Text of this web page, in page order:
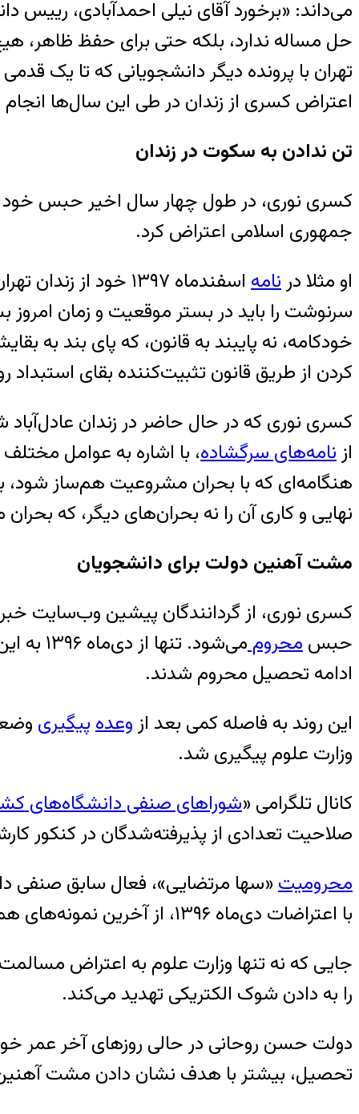
می‌داند: «برخورد آقای نیلی احمدآبادی، رییس
حل مساله ندارد، بلکه حتی برای حفظ ظاهر،
تهران با پرونده دیگر دانشجویانی که تا یک
اعتراض کسری از زندان در طی این سال‌ها
تن ندادن به سکوت در زندان
کسری نوری، در طول چهار سال اخیر حبس خود در
جمهوری اسلامی اعتراض کرد.
او مثلا درنامه اسفندماه ۱۳۹۷ خود از زندان تهران بزرگ، با اشاره به «حق تعیین سرنوشت» از سوی ملت‌ها نوشت: «
سرنوشت را باید در بستر موقعیت و زمان
خودکامه، نه پایبند به قانون، که پای بند به
کردن از طریق قانون تثبیت‌کننده‌ بقای استبداد
کسری نوری که در حال حاضر در زندان
ازنامه‌های سرگشاده، با اشاره به عوامل
هنگامه‌ای که با بحران مشروعیت هم‌ساز
نهایی و کاری آن را نه بحران‌های دیگر، که
مشت آهنین دولت برای دانشجویان
کسری نوری، از گردانندگان پیشین وب‌سایت
حبسمحروم
ادامه تحصیل محروم شدند.
این روند به فاصله کمی بعد ازوعدهپیگیری
وزارت علوم پیگیری شد.
کانال تلگرامی «شوراهای صنفی دانشگاه‌های
صلاحیت تعدادی از پذیرفته‌شدگان در کنکور
محرومیت«سها مرتضایی»، فعال سابق صنفی
با اعتراضات دی‌ماه۱۳۹۶، از آخرین نمونه‌های
جایی که نه تنها وزارت علوم به اعتراض
را به دادن شوک الکتریکی تهدید می‌کند.
دولت حسن روحانی در حالی روزهای آخر عمر
تحصیل، بیشتر با هدف نشان دادن مشت آهنین